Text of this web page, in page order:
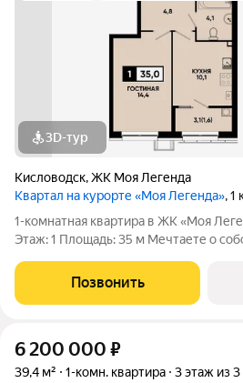
3D-тур
Кисловодск,ЖК Моя Легенда
Квартал на курорте «Моя Легенда», 1
1-комнатная квартира в ЖК «Моя
Этаж: 1 Площадь: 35 м Мечтаете о собственной уютной
«Моя Легенда» НАПРЯМУЮ ОТ
Позвонить
6 200 000 ₽
39,4 м² 1-комн. квартира 3 этаж из 3